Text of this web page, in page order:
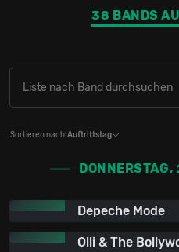
2.6%
38 BANDS
Sortieren nach:Auftrittstag
Depeche Mode
Olli & The